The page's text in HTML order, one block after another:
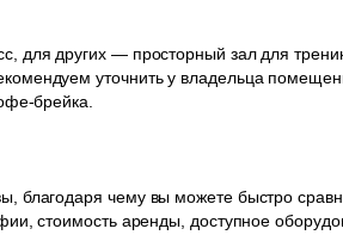
для других — просторный зал для
уточнить у владельца
брейка.
чему вы можете быстро
стоимость аренды, доступное